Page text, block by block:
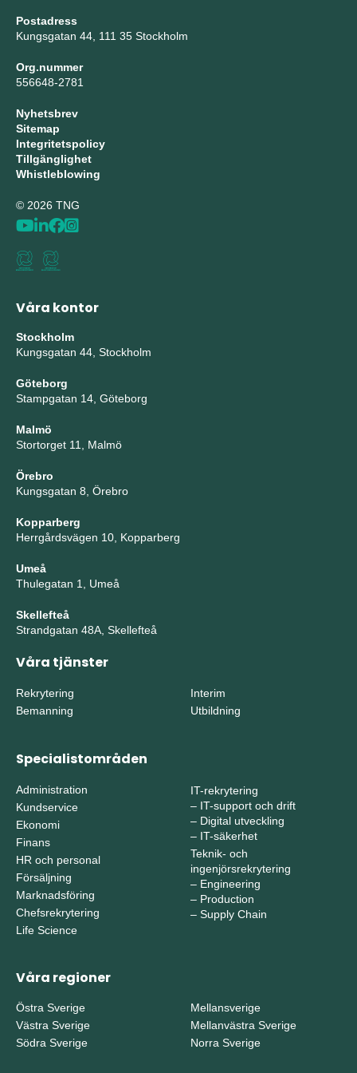
Postadress
Kungsgatan 44, 111 35 Stockholm
Org.nummer
556648-2781
Nyhetsbrev
Sitemap
Integritetspolicy
Tillgänglighet
Whistleblowing
© 2026 TNG
Våra kontor
Stockholm
Kungsgatan 44, Stockholm
Göteborg
Stampgatan 14, Göteborg
Malmö
Stortorget 11, Malmö
Örebro
Kungsgatan 8, Örebro
Kopparberg
Herrgårdsvägen 10, Kopparberg
Umeå
Thulegatan 1, Umeå
Skellefteå
Strandgatan 48A, Skellefteå
Våra tjänster
Rekrytering
Bemanning
Interim
Utbildning
Specialistområden
Administration
Kundservice
Ekonomi
Finans
HR och personal
Försäljning
Marknadsföring
Chefsrekrytering
Life Science
IT-rekrytering
– IT-support och drift
– Digital utveckling
– IT-säkerhet
Teknik- och
ingenjörsrekrytering
– Engineering
– Production
– Supply Chain
Våra regioner
Östra Sverige
Västra Sverige
Södra Sverige
Mellansverige
Mellanvästra Sverige
Norra Sverige